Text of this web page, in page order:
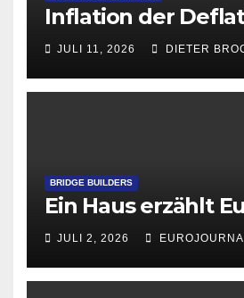
Inflation der
JULI 11, 2026 DIETER
BRIDGE BUILDERS
Ein Haus erzählt
JULI 2, 2026